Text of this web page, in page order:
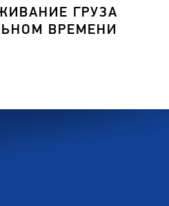
ГРУЗА
ВРЕМЕНИ